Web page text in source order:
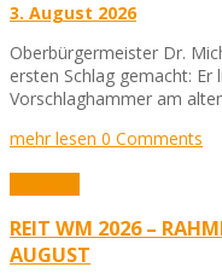
3. August 2026
Oberbürgermeister Dr.
ersten Schlag gemacht:
Vorschlaghammer am
mehr lesen 0 Comments
REIT WM 2026 –
AUGUST